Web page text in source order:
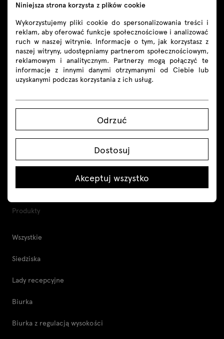
Kontakt
+48 605 293 226
shop@mdd.eu
Produkty
Wszystkie
Siedziska
Lady recepcyjne
Biurka
Biurka z regulacją wysokości
Niniejsza strona korzysta z plików cookie
Wykorzystujemy pliki cookie do spersonalizowania treści i
reklam, aby oferować funkcje społecznościowe i analizować
ruch w naszej witrynie. Informacje o tym, jak korzystasz z
naszej witryny, udostępniamy partnerom społecznościowym,
reklamowym i analitycznym. Partnerzy mogą połączyć te
informacje z innymi danymi otrzymanymi od Ciebie lub
uzyskanymi podczas korzystania z ich usług.
Odrzuć
Dostosuj
Akceptuj wszystko